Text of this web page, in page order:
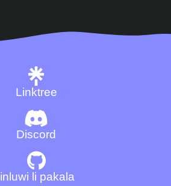
Discord
Linktree
linluwi li pakala